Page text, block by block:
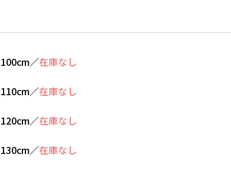
100cm／在庫なし
110cm／在庫なし
120cm／在庫なし
130cm／在庫なし